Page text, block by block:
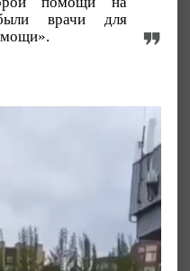
врачи для